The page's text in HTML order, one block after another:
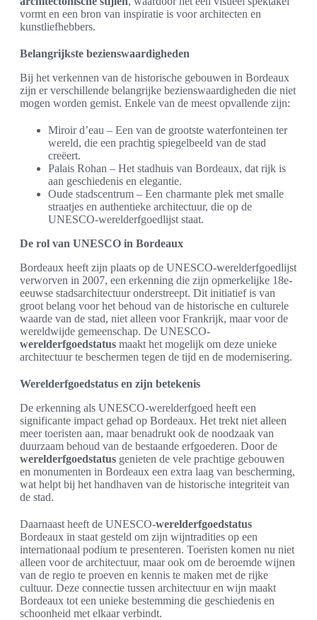
vormt en een bron van inspiratie is voor architecten en
kunstliefhebbers.
Belangrijkste bezienswaardigheden
Bij het verkennen van de historische gebouwen in Bordeaux
zijn er verschillende belangrijke bezienswaardigheden die niet
mogen worden gemist. Enkele van de meest opvallende zijn:
Miroir d’eau – Een van de grootste waterfonteinen ter
wereld, die een prachtig spiegelbeeld van de stad
creëert.
Palais Rohan – Het stadhuis van Bordeaux, dat rijk is
aan geschiedenis en elegantie.
Oude stadscentrum – Een charmante plek met smalle
straatjes en authentieke architectuur, die op de
UNESCO-werelderfgoedlijst staat.
De rol van UNESCO in Bordeaux
Bordeaux heeft zijn plaats op de UNESCO-werelderfgoedlijst
verworven in 2007, een erkenning die zijn opmerkelijke 18e-
eeuwse stadsarchitectuur onderstreept. Dit initiatief is van
groot belang voor het behoud van de historische en culturele
waarde van de stad, niet alleen voor Frankrijk, maar voor de
wereldwijde gemeenschap. De UNESCO-
werelderfgoedstatus maakt het mogelijk om deze unieke
architectuur te beschermen tegen de tijd en de modernisering.
Werelderfgoedstatus en zijn betekenis
De erkenning als UNESCO-werelderfgoed heeft een
significante impact gehad op Bordeaux. Het trekt niet alleen
meer toeristen aan, maar benadrukt ook de noodzaak van
duurzaam behoud van de bestaande erfgoederen. Door de
werelderfgoedstatus genieten de vele prachtige gebouwen
en monumenten in Bordeaux een extra laag van bescherming,
wat helpt bij het handhaven van de historische integriteit van
de stad.
Daarnaast heeft de UNESCO-werelderfgoedstatus
Bordeaux in staat gesteld om zijn wijntradities op een
internationaal podium te presenteren. Toeristen komen nu niet
alleen voor de architectuur, maar ook om de beroemde wijnen
van de regio te proeven en kennis te maken met de rijke
cultuur. Deze connectie tussen architectuur en wijn maakt
Bordeaux tot een unieke bestemming die geschiedenis en
schoonheid met elkaar verbindt.